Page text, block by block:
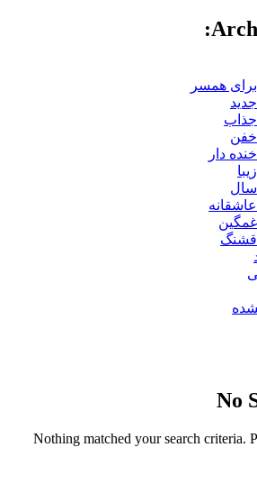
همسر
دار
No
Nothing matched your search criteria.